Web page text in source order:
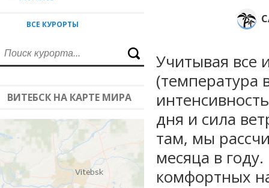
ВСЕ КУРОРТЫ
ВИТЕБСК НА КАРТЕ МИРА
Учитывая все
(температура
дня и сила
там, мы
месяца в
комфортных